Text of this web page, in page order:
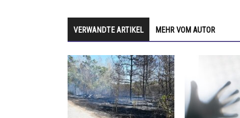
VERWANDTE ARTIKEL MEHR VOM AUTOR